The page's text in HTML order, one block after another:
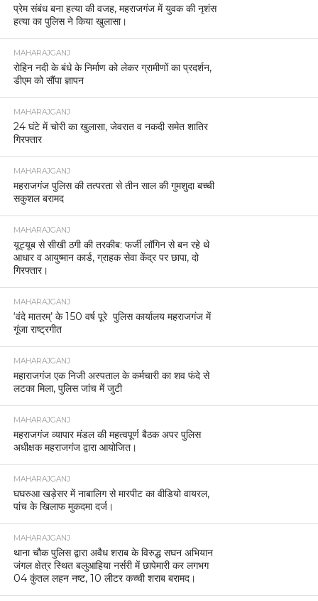
प्रेम संबंध बना हत्या की वजह, महराजगंज में युवक की नृशंस
हत्या का पुलिस ने किया खुलासा।
MAHARAJGANJ
रोहिन नदी के बंधे के निर्माण को लेकर ग्रामीणों का प्रदर्शन,
डीएम को सौंपा ज्ञापन
MAHARAJGANJ
24 घंटे में चोरी का खुलासा, जेवरात व नकदी समेत शातिर
गिरफ्तार
MAHARAJGANJ
महराजगंज पुलिस की तत्परता से तीन साल की गुमशुदा बच्ची
सकुशल बरामद
MAHARAJGANJ
यूट्यूब से सीखी ठगी की तरकीब: फर्जी लॉगिन से बन रहे थे
आधार व आयुष्मान कार्ड, ग्राहक सेवा केंद्र पर छापा, दो
गिरफ्तार।
MAHARAJGANJ
‘वंदे मातरम्’ के 150 वर्ष पूरे पुलिस कार्यालय महराजगंज में
गूंजा राष्ट्रगीत
MAHARAJGANJ
महाराजगंज एक निजी अस्पताल के कर्मचारी का शव फंदे से
लटका मिला, पुलिस जांच में जुटी
MAHARAJGANJ
महराजगंज व्यापार मंडल की महत्वपूर्ण बैठक अपर पुलिस
अधीक्षक महराजगंज द्वारा आयोजित।
MAHARAJGANJ
घघरुआ खड़ेसर में नाबालिग से मारपीट का वीडियो वायरल,
पांच के खिलाफ मुकदमा दर्ज।
MAHARAJGANJ
थाना चौक पुलिस द्वारा अवैध शराब के विरुद्ध सघन अभियान
जंगल क्षेत्र स्थित बलुआहिया नर्सरी में छापेमारी कर लगभग
04 कुंतल लहन नष्ट, 10 लीटर कच्ची शराब बरामद।